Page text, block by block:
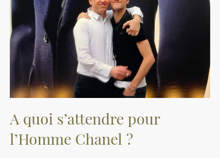
A quoi s’attendre pour
l’Homme Chanel ?